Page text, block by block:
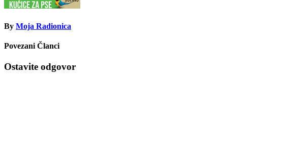
By Moja Radionica
Povezani Članci
Ostavite odgovor